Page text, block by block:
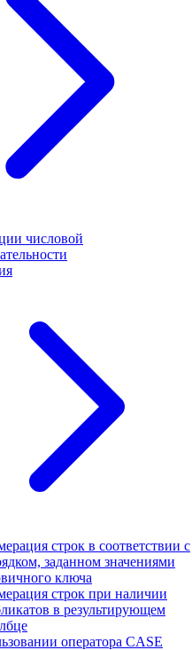
числовой
строк в соответствии с
заданном значениями
ключа
строк при наличии
в результирующем
оператора CASE